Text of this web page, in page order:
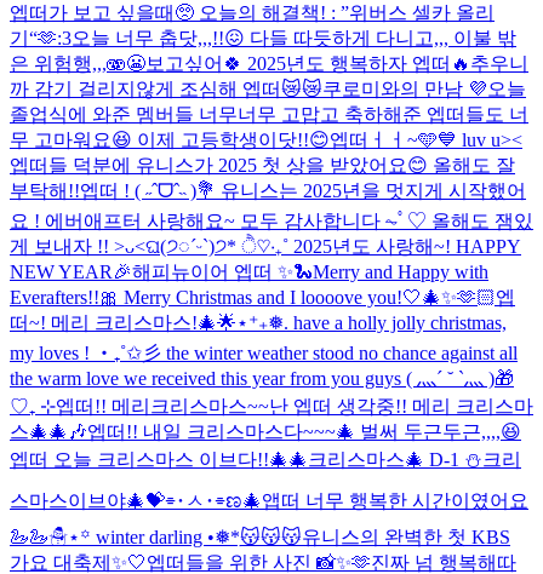
엡떠가 보고 싶을때🥺 오늘의 해결책! : ”위버스 셀카 올리
기“🫶:3오늘 너무 춥닷,,,!!😖 다들 따듯하게 다니고,,, 이불 밖
은 위험행,,,🫨😬보고싶어🍀 2025년도 행복하자 엡떠🔥 추우니
까 감기 걸리지않게 조심해 엡떠😿😿쿠로미와의 만남 💜오늘
졸업식에 와준 멤버들 너무너무 고맙고 축하해준 엡떠들도 너
무 고마워요😆 이제 고등학생이닷!!😊엡떠ㅓㅓ~🩵💙 luv u><
엡떠들 덕분에 유니스가 2025 첫 상을 받았어요😊 올해도 잘
부탁해!!엡떠 ! ( ˶ˆᗜˆ˵ )💐 유니스는 2025년을 멋지게 시작했어
요 ! 에버애프터 사랑해요~ 모두 감사합니다 ⏦ﾟ♡︎ 올해도 잼있
게 보내자 !! >ᴗ<ଘ(੭◌ˊᵕˋ)੭* ੈ♡‧₊˚ 2025년도 사랑해~! HAPPY
NEW YEAR🎉해피뉴이어 엡떠 ✨🐍Merry and Happy with
Everafters!!🎀 Merry Christmas and I loooove you!🤍🎄✨🫶🏻엡
떠~! 메리 크리스마스!🎄🌟⋆⁺₊❅. have a holly jolly christmas,
my loves ! ‧₊˚✩彡 the winter weather stood no chance against all
the warm love we received this year from you guys ( 灬´ ˘ `灬 )🎁
♡₊ ⊹엡떠!! 메리크리스마스~~난 엡떠 생각중!! 메리 크리스마
스🎄🎄🎶엡떠!! 내일 크리스마스다~~~🎄 벌써 두근두근,,,,😆
엡떠 오늘 크리스마스 이브다!!🎄🎄 크리스마스🎄 D-1 ⛄️크리
스마스이브야🎄💝⌯･ㅅ･⌯ಣ🎄앱떠 너무 행복한 시간이였어요
🦢🦢☃︎⋆꙳ winter darling •❅*ִ😽😽😽유니스의 완벽한 첫 KBS
가요 대축제✨🤍엡떠들을 위한 사진 📸✨🫶진짜 넘 행복해따